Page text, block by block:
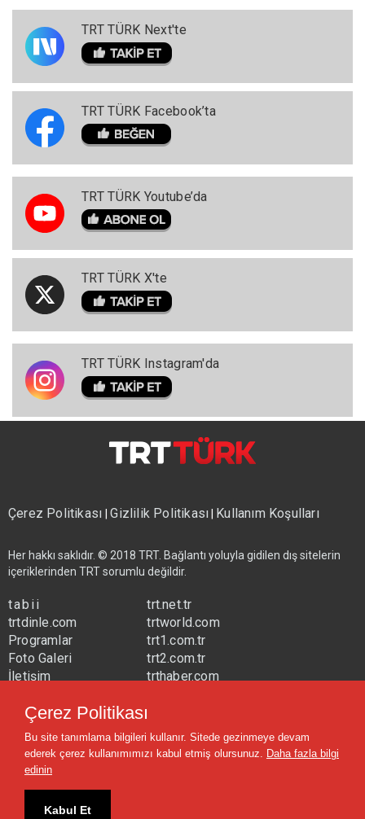
TRT TÜRK Next'te
TRT TÜRK Facebook’ta
TRT TÜRK Youtube’da
TRT TÜRK X'te
TRT TÜRK Instagram'da
Çerez Politikası|Gizlilik Politikası| Kullanım Koşulları
Her hakkı saklıdır. © 2018 TRT. Bağlantı yoluyla gidilen dış sitelerin
içeriklerinden TRT sorumlu değildir.
tabii
trtdinle.com
Programlar
Foto Galeri
İletişim
trt.net.tr
trtworld.com
trt1.com.tr
trt2.com.tr
trthaber.com
trtavaz.com.tr
trtmuzik.net.tr
trtcocuk.net.tr
Çerez Politikası
Bu site tanımlama bilgileri kullanır. Sitede gezinmeye devam
ederek çerez kullanımımızı kabul etmiş olursunuz. Daha fazla bilgi
edinin
Kabul Et